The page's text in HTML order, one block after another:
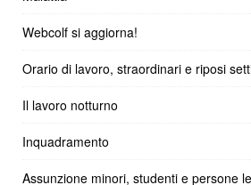
Webcolf si aggiorna!
Orario di lavoro, straordinari e riposi
Il lavoro notturno
Inquadramento
Assunzione minori, studenti e persone